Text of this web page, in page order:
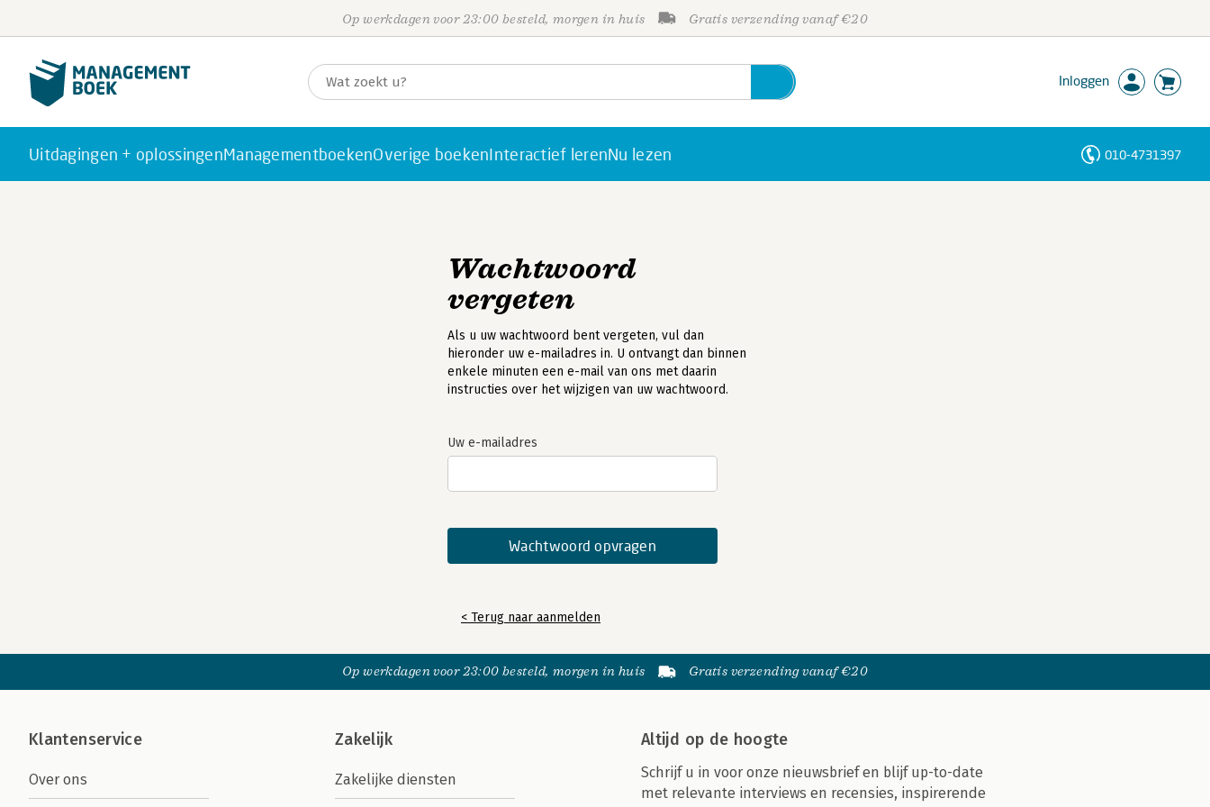
Op werkdagen voor 23:00 besteld, morgen in huis Gratis verzending vanaf €20
Inloggen
Uitdagingen + oplossingenManagementboekenOverige boekenInteractief lerenNu lezen 010-4731397
Wachtwoord
vergeten
Als u uw wachtwoord bent vergeten, vul dan
hieronder uw e-mailadres in. U ontvangt dan binnen
enkele minuten een e-mail van ons met daarin
instructies over het wijzigen van uw wachtwoord.
Uw e-mailadres
< Terug naar aanmelden
Op werkdagen voor 23:00 besteld, morgen in huis Gratis verzending vanaf €20
Klantenservice
Over ons
Zakelijk
Zakelijke diensten
Altijd op de hoogte
Schrijf u in voor onze nieuwsbrief en blijf up-to-date
met relevante interviews en recensies, inspirerende
Personen